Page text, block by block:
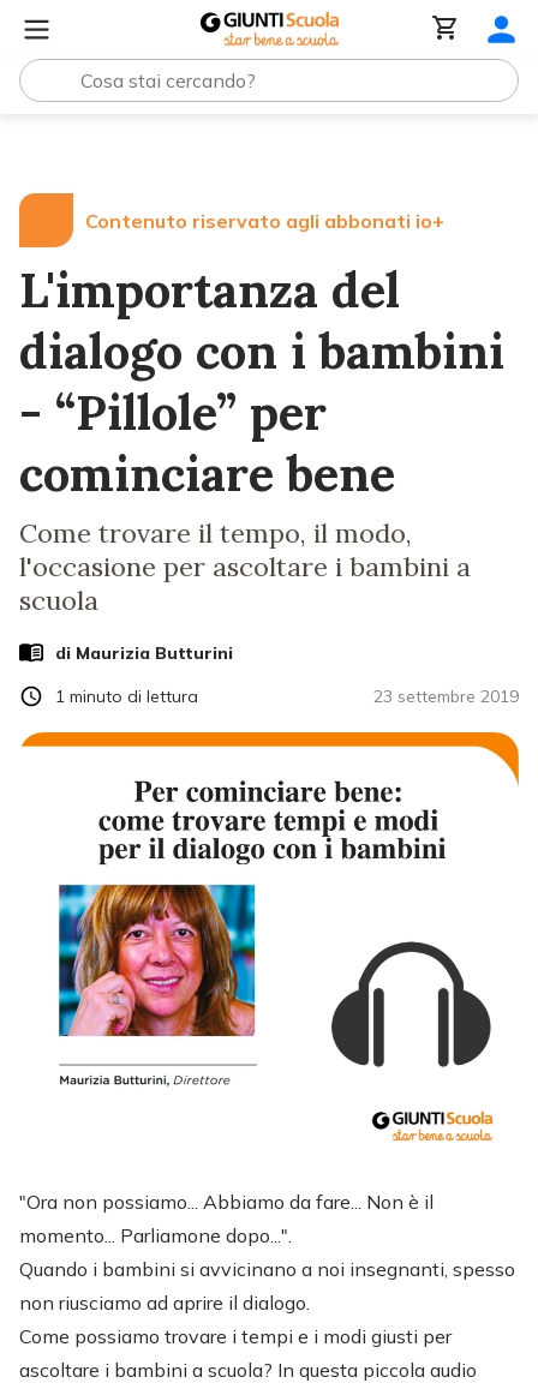
Contenuto riservato agli abbonati io+
L'importanza del
dialogo con i bambini
- “Pillole” per
cominciare bene
Come trovare il tempo, il modo,
l'occasione per ascoltare i bambini a
scuola
di Maurizia Butturini
23 settembre 2019
1 minuto di lettura
"Ora non possiamo... Abbiamo da fare... Non è il
momento... Parliamone dopo...".
Quando i bambini si avvicinano a noi insegnanti, spesso
non riusciamo ad aprire il dialogo.
Come possiamo trovare i tempi e i modi giusti per
ascoltare i bambini a scuola? In questa piccola audio